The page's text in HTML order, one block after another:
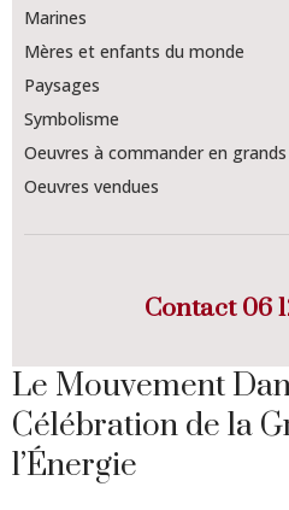
Marines
Mères et enfants du monde
Paysages
Symbolisme
Oeuvres à commander en
Oeuvres vendues
Contact06
Le Mouvement
Célébration de la
l’Énergie